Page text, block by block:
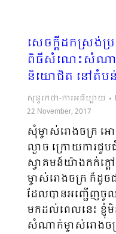
សេចក្តីដកស្រង់ប្
ពិធីសំណេះសំណាល
និយោជិត នៅតំបន់
សុន្ទរកថា-ការអធិប្បាយ
22 November, 2017
សុំម្ចាស់រោងចក្រ អ
ល្ងាច ក្រោយការជួ
ស្វាគមន៍យ៉ាងកក់ក្ដ
ម្ចាស់រោងចក្រ ក៏ដូច
ដែលបានអញ្ជើញចូល
មកដល់ពេលនេះ ខ្ញុំ
សំណាក់ម្ចាស់រោង